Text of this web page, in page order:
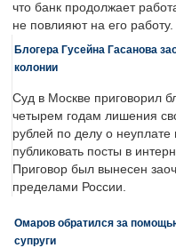
что банк продолжает
не повлияют на его работу.
Блогера Гусейна Гасанова
колонии
Суд в Москве приговорил
четырем годам лишения
рублей по делу о
публиковать посты в
Приговор был вынесен
пределами России.
Омаров обратился за
супруги